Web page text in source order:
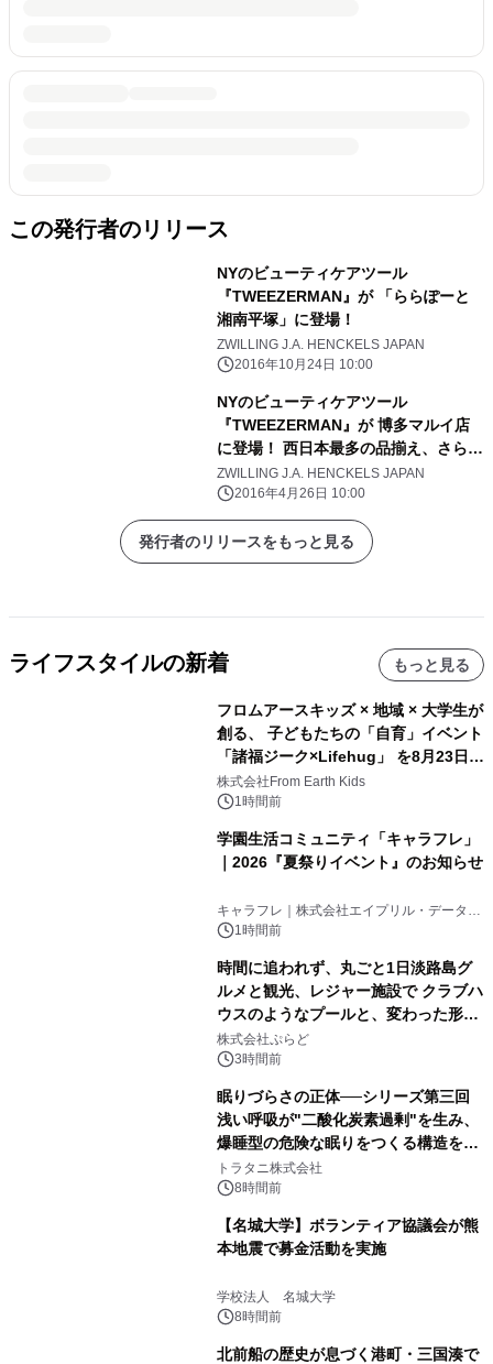
この発行者のリリース
NYのビューティケアツール
『TWEEZERMAN』が 「ららぽーと
湘南平塚」に登場！
ZWILLING J.A. HENCKELS JAPAN
2016年10月24日 10:00
NYのビューティケアツール
『TWEEZERMAN』が 博多マルイ店
に登場！ 西日本最多の品揃え、さらに
日本で 「モロッカンシリーズ」が入手
できるのはここだけ！
ZWILLING J.A. HENCKELS JAPAN
2016年4月26日 10:00
発行者のリリースをもっと見る
ライフスタイルの新着 もっと見る
フロムアースキッズ × 地域 × 大学生が
創る、 子どもたちの「自育」イベント
「諸福ジーク×Lifehug」 を8月23日
(日)開催
株式会社From Earth Kids
1時間前
学園生活コミュニティ「キャラフレ」
｜2026『夏祭りイベント』のお知らせ
キャラフレ｜株式会社エイプリル・データ・
デザインズ
1時間前
時間に追われず、丸ごと1日淡路島グ
ルメと観光、レジャー施設で クラブハ
ウスのようなプールと、変わった形の
サウナも 「THE BOXY AWAJI」のお
得な素泊まり連泊プランで
株式会社ぷらど
3時間前
眠りづらさの正体──シリーズ第三回
浅い呼吸が"二酸化炭素過剰"を生み、
爆睡型の危険な眠りをつくる構造を解
説
トラタニ株式会社
8時間前
【名城大学】ボランティア協議会が熊
本地震で募金活動を実施
学校法人 名城大学
8時間前
北前船の歴史が息づく港町・三国湊で